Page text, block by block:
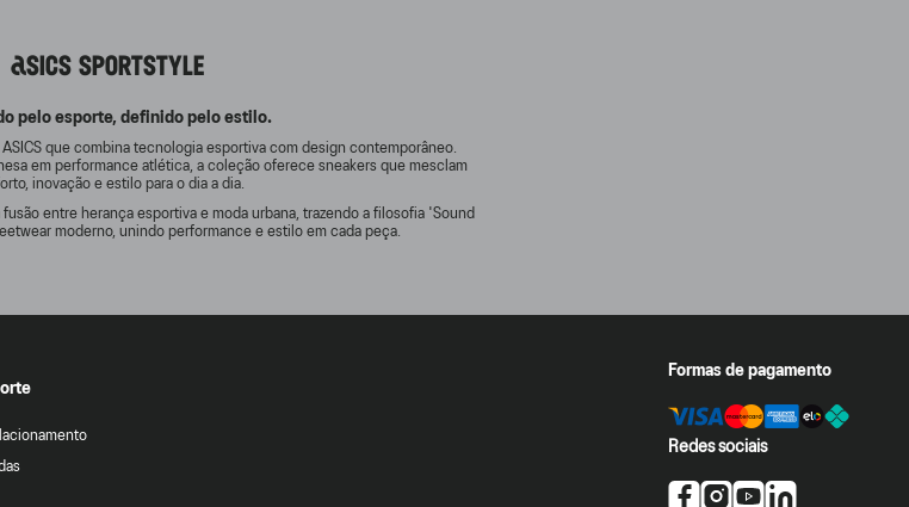
ASICS SPORTSTYLE
pelo esporte, definido pelo estilo.
que combina tecnologia esportiva com design contemporâneo.
em performance atlética, a coleção oferece sneakers que mesclam
inovação e estilo para o dia a dia.
entre herança esportiva e moda urbana, trazendo a filosofia 'Sound
moderno, unindo performance e estilo em cada peça.
Formas de pagamento
Redes sociais